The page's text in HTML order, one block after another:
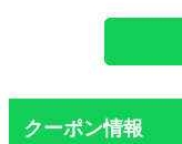
クーポン情報